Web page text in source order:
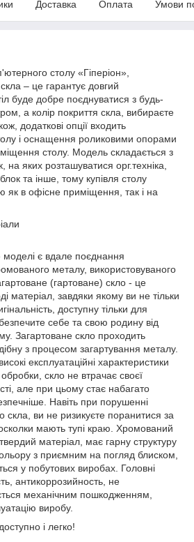
Доставка Оплата Умови
столу «Гіперіон»,
– це гарантує довгий
буде добре поєднуватися з будь-
а колір покриття скла, вибираєте
додаткові опції входить
і оснащення роликовими опорами
столу. Модель складається з
на яких розташуватися орг.техніка,
та інше, тому купівля столу
як в офісне приміщення, так і на
моделі є вдале поєднання
металу, використовуваного
(гартоване) скло - це
матеріал, завдяки якому ви не тільки
доступну тільки для
себе та свою родину від
Загартоване скло проходить
з процесом загартування металу.
експлуатаційні характеристики
скло не втрачає своєї
але при цьому стає набагато
Навіть при порушенні
скла, ви не ризикуєте поранитися за
мають тупі краю. Хромований
матеріал, має гарну структуру
з приємним на погляд блиском,
у побутових виробах. Головні
антикоррозийность, не
механічним пошкодженням,
виробу.
і легко!